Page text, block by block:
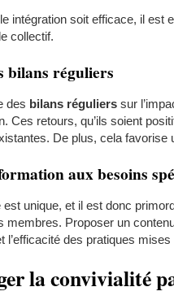
intégration soit efficace, il
collectif.
bilans réguliers
des bilans réguliers sur
Ces retours, qu’ils soient
De plus, cela favorise
aux besoins
est unique, et il est donc
membres. Proposer un
l’efficacité des pratiques
la convivialité